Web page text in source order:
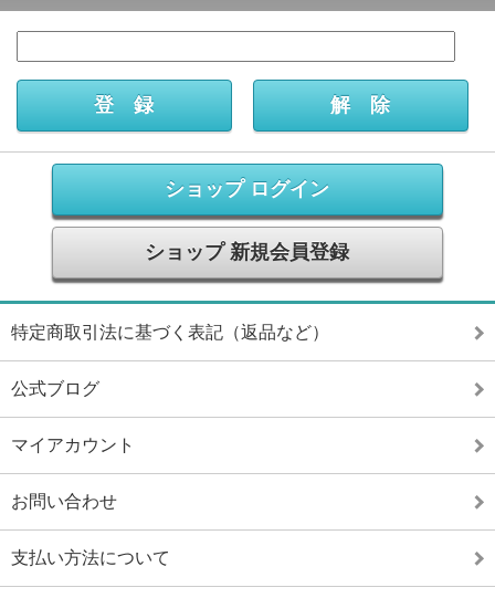
ショップ ログイン
ショップ 新規会員登録
特定商取引法に基づく表記（返品など）
公式ブログ
マイアカウント
お問い合わせ
支払い方法について